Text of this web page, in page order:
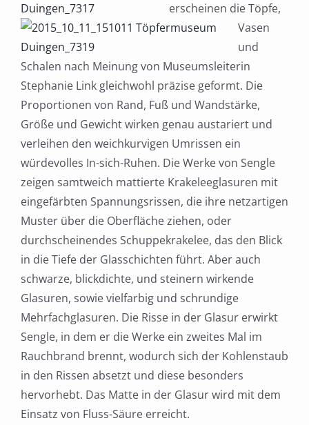
erscheinen die Töpfe,
Vasen
und
Schalen nach Meinung von Museumsleiterin
Stephanie Link gleichwohl präzise geformt. Die
Proportionen von Rand, Fuß und Wandstärke,
Größe und Gewicht wirken genau austariert und
verleihen den weichkurvigen Umrissen ein
würdevolles In-sich-Ruhen. Die Werke von Sengle
zeigen samtweich mattierte Krakeleeglasuren mit
eingefärbten Spannungsrissen, die ihre netzartigen
Muster über die Oberfläche ziehen, oder
durchscheinendes Schuppekrakelee, das den Blick
in die Tiefe der Glasschichten führt. Aber auch
schwarze, blickdichte, und steinern wirkende
Glasuren, sowie vielfarbig und schrundige
Mehrfachglasuren. Die Risse in der Glasur erwirkt
Sengle, in dem er die Werke ein zweites Mal im
Rauchbrand brennt, wodurch sich der Kohlenstaub
in den Rissen absetzt und diese besonders
hervorhebt. Das Matte in der Glasur wird mit dem
Einsatz von Fluss-Säure erreicht.